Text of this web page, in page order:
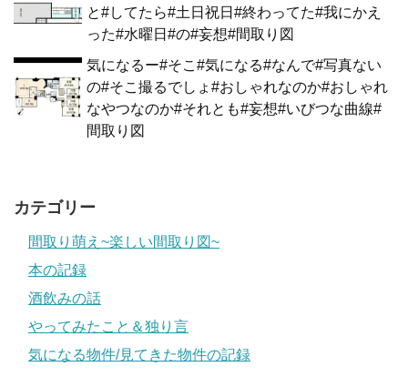
と#してたら#土日祝日#終わってた#我にかえ
った#水曜日#の#妄想#間取り図
気になるー#そこ#気になる#なんで#写真ない
の#そこ撮るでしょ#おしゃれなのか#おしゃれ
なやつなのか#それとも#妄想#いびつな曲線#
間取り図
カテゴリー
間取り萌え~楽しい間取り図~
本の記録
酒飲みの話
やってみたこと＆独り言
気になる物件/見てきた物件の記録